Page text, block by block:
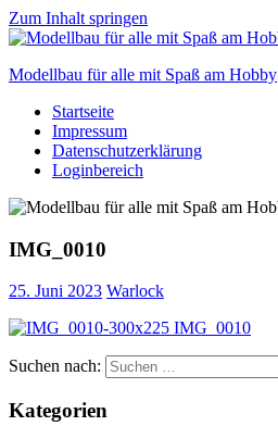
Zum Inhalt springen
Modellbau für alle mit Spaß am Hobby
Scale
modelling
to
Startseite
Impressum
Datenschutzerklärung
Loginbereich
IMG_0010
25. Juni 2023 Warlock
Suchen nach:
Kategorien